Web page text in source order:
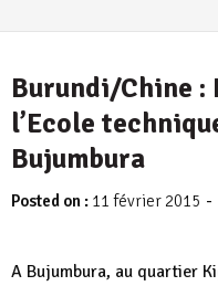
Burundi/Chine :
l’Ecole
Bujumbura
Posted on : 11 février 2015 -
A Bujumbura, au quartier